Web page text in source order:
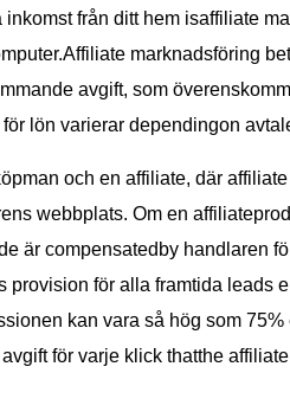
från ditt hem isaffiliate
marknadsföring
avgift, som
lön varierar dependingon
och en affiliate, där
webbplats. Om en
är compensatedby handlaren
provision för alla framtida leads
kan vara så hög som
för varje klick thatthe